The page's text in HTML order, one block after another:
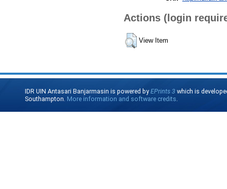
Actions (login
View Item
IDR UIN Antasari Banjarmasin is powered byEPrints 3 which is
Southampton. More information and software credits.